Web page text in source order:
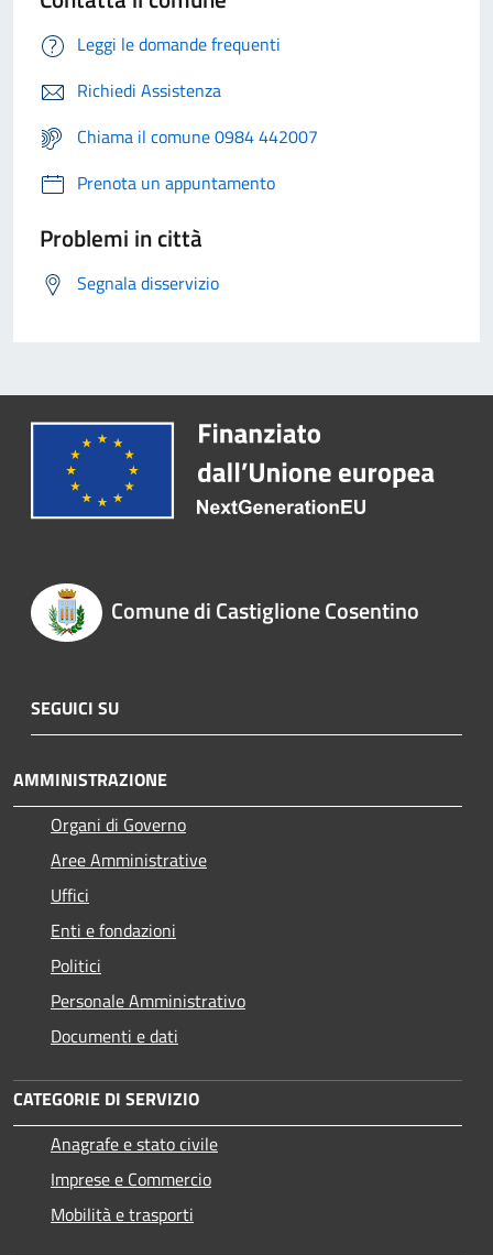
Leggi le domande frequenti
Richiedi Assistenza
Chiama il comune 0984 442007
Prenota un appuntamento
Problemi in città
Segnala disservizio
Comune di Castiglione Cosentino
SEGUICI SU
AMMINISTRAZIONE
Organi di Governo
Aree Amministrative
Uffici
Enti e fondazioni
Politici
Personale Amministrativo
Documenti e dati
CATEGORIE DI SERVIZIO
Anagrafe e stato civile
Imprese e Commercio
Mobilità e trasporti